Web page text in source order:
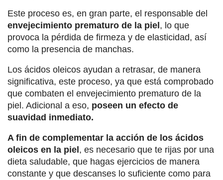
Este proceso es, en gran parte, el responsable del
envejecimiento prematuro de la piel , lo que
provoca la pérdida de firmeza y de elasticidad, así
como la presencia de manchas.
Los ácidos oleicos ayudan a retrasar, de manera
significativa, este proceso, ya que está comprobado
que combaten el envejecimiento prematuro de la
piel. Adicional a eso, poseen un efecto de
suavidad inmediato.
A fin de complementar la acción de los ácidos
oleicos en la piel , es necesario que te rijas por una
dieta saludable, que hagas ejercicios de manera
constante y que descanses lo suficiente como para